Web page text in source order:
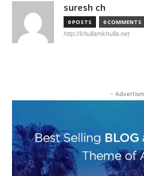
suresh ch
0 POSTS 0 COMMENTS
http://khullamkhulla.net
-